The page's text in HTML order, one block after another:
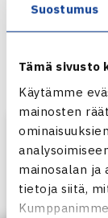
Suostumus
Tämä sivusto
Käytämme
mainosten
mainosalan
tietoja siitä,
78) ovat